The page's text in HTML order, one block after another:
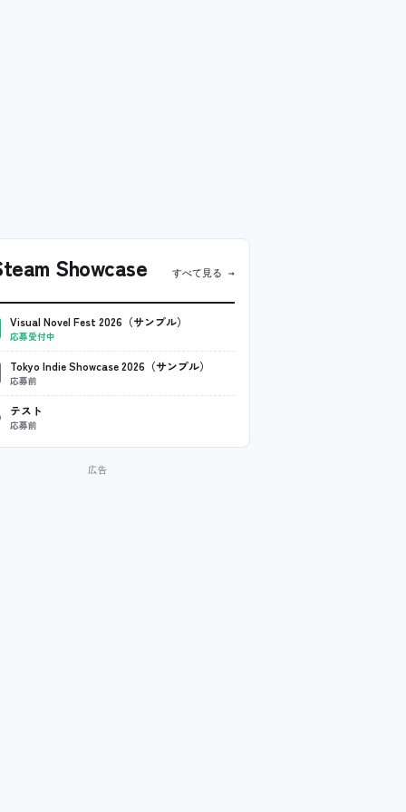
Showcase すべて見る →
Visual Novel Fest 2026（サンプル）
応募受付中
Tokyo Indie Showcase 2026（サンプル）
応募前
テスト
応募前